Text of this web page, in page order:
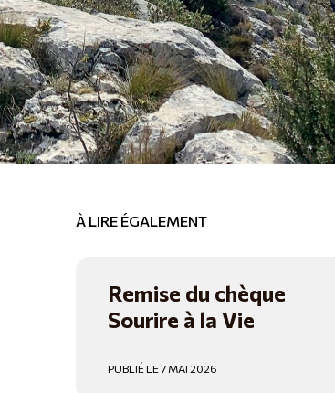
À LIRE ÉGALEMENT
Remise du chèque
Sourire à la Vie
PUBLIÉ LE 7 MAI 2026